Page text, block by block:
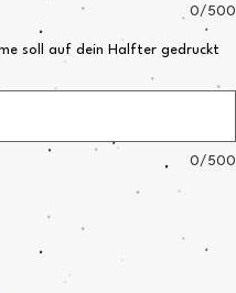
0/500
soll auf dein Halfter gedruckt
0/500